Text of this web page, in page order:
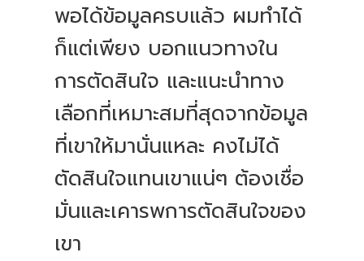
พอได้ข้อมูลครบแล้ว ผมทำได้
ก็แต่เพียง บอกแนวทางใน
การตัดสินใจ และแนะนำทาง
เลือกที่เหมาะสมที่สุดจากข้อมูล
ที่เขาให้มานั่นแหละ คงไม่ได้
ตัดสินใจแทนเขาแน่ๆ ต้องเชื่อ
มั่นและเคารพการตัดสินใจของ
เขา